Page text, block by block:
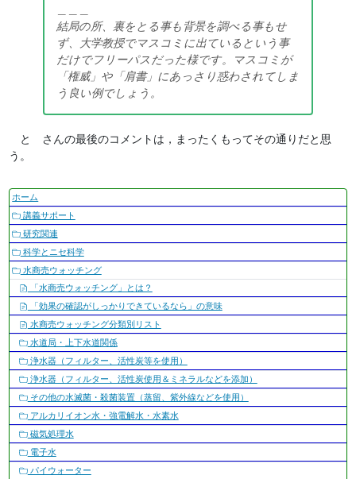
結局の所、裏をとる事も背景を調べる事もせ
ず、大学教授でマスコミに出ているという事
だけでフリーパスだった様です。マスコミが
「権威」や「肩書」にあっさり惑わされてしま
う良い例でしょう。
と さんの最後のコメントは，まったくもってその通りだと思
う。
ナ
ビ
ゲ
ー
シ
ョ
ン
ホーム
講義サポート
研究関連
科学とニセ科学
水商売ウォッチング
「水商売ウォッチング」とは？
「効果の確認がしっかりできているなら」の意味
水商売ウォッチング分類別リスト
水道局・上下水道関係
浄水器（フィルター、活性炭等を使用）
浄水器（フィルター、活性炭使用＆ミネラルなどを添加）
その他の水滅菌・殺菌装置（蒸留、紫外線などを使用）
アルカリイオン水・強電解水・水素水
磁気処理水
電子水
パイウォーター